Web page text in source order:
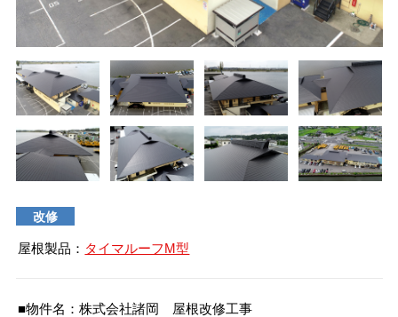
Viカバー50
カナメシャープ樋
お問い合わせ
改修
屋根製品： タイマルーフM型
■物件名：株式会社諸岡 屋根改修工事